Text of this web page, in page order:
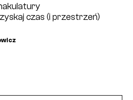
czas (i przestrzeń)